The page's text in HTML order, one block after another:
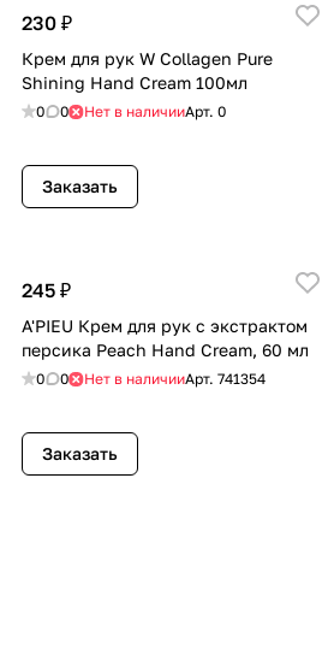
230 ₽
Крем для рук W Collagen Pure
Shining Hand Cream 100мл
0 0 Нет в наличииАрт.0
Заказать
245 ₽
A'PIEU Крем для рук с экстрактом
персика Peach Hand Cream, 60 мл
0 0 Нет в наличииАрт.741354
Заказать